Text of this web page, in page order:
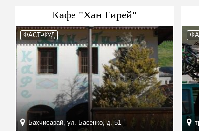
Кафе "Хан Гирей"
ФАСТ-ФУД
Бахчисарай, ул. Басенко, д. 51